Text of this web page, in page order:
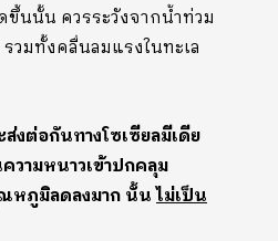
ขึ้นนั้น ควรระวังจากน้ำท่วม
วมทั้งคลื่นลมแรงในทะเล
งต่อกันทางโซเซียลมีเดีย
วามหนาวเข้าปกคลุม
หภูมิลดลงมาก นั้นไม่เป็น